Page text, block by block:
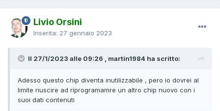
Livio Orsini
Inserita: 27 gennaio 2023
Il 27/1/2023 alle 09:26 , martin1984 ha scritto:
Adesso questo chip diventa inutilizzabile , pero io dovrei al
limite riuscire ad riprogramamre un altro chip nuovo con i
suoi dati contenuti